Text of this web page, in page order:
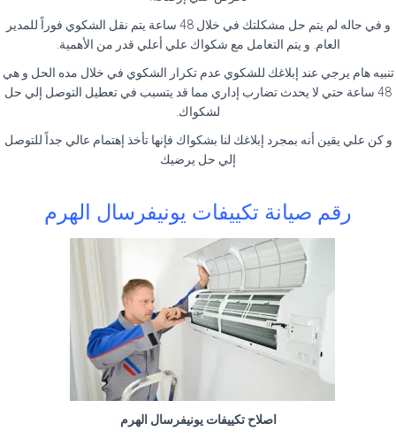
و في حاله لم يتم حل مشكلتك في خلال 48 ساعة يتم نقل الشكوي فوراً للمدير
العام. و يتم التعامل مع شكواك علي أعلي قدر من الأهمية.
تنبيه هام يرجي عند إبلاغك للشكوي عدم تكرار الشكوي في خلال مده الحل و هي
48 ساعة حتي لا يحدث تضارب إداري مما قد يتسبب في تعطيل التوصل إلي حل
لشكواك.
و كن علي يقين أنه بمجرد إبلاغك لنا بشكواك فإنها تأخذ إهتمام عالي جداً للتوصل
إلي حل يرضيك
رقم صيانة تكييفات يونيفرسال الهرم
اصلاح تكييفات يونيفرسال الهرم